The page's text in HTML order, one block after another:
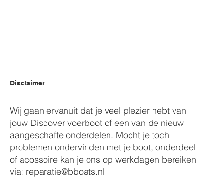
Disclaimer
Wij gaan ervanuit dat je veel plezier hebt van
jouw Discover voerboot of een van de nieuw
aangeschafte onderdelen. Mocht je toch
problemen ondervinden met je boot, onderdeel
of acossoire kan je ons op werkdagen bereiken
via: reparatie@bboats.nl